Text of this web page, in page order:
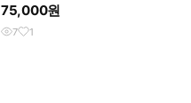
75,000원
7 1